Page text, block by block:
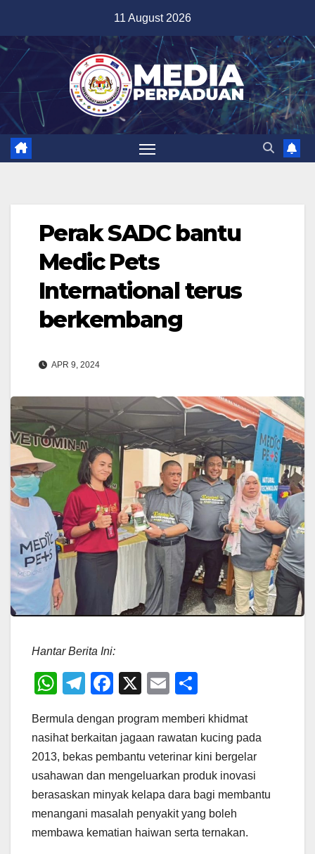
content
11 August 2026
Perak SADC bantu
Medic Pets
International terus
berkembang
APR 9, 2024
Hantar Berita Ini:
W
at
s
A
p
p
T
e
gr
a
m
F
c
e
b
o
o
k
X
E
ail ar
e
Bermula dengan program memberi khidmat
nasihat berkaitan jagaan rawatan kucing pada
2013, bekas pembantu veterinar kini bergelar
usahawan dan mengeluarkan produk inovasi
berasaskan minyak kelapa dara bagi membantu
menangani masalah penyakit yang boleh
membawa kematian haiwan serta ternakan.